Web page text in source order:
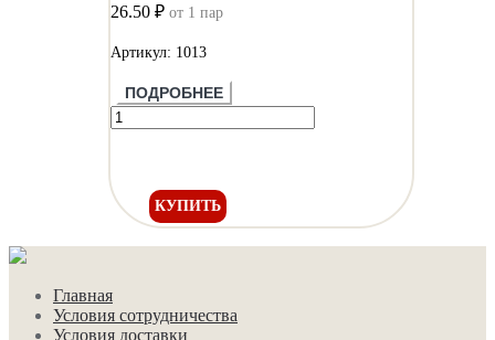
26.50 ₽ от 1 пар
Артикул: 1013
ПОДРОБНЕЕ
КУПИТЬ
Главная
Условия сотрудничества
Условия доставки